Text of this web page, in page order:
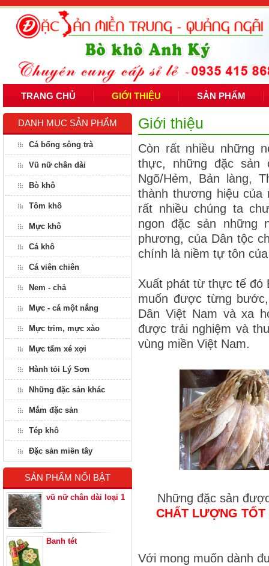
TRANG CHỦ GIỚI THIỆU SẢN PHẨM
DANH MỤC SẢN PHẨM
Cá bống sông trà
Vũ nữ chân dài
Bò khô
Tôm khô
Mực khô
Cá khô
Cá viên chiên
Nem - chả
Mực - cá một nắng
Mực trim, mực xào
Mực tẩm xé xợi
Hành tỏi Lý Sơn
Những đặc sản khác
Mắm đặc sản
Tép khô
Đặc sản miền tây
SẢN PHẨM NỔI BẬT
vũ nữ chân dài loại 1
Banh tét
Giới thiệu
Còn rất nhiều những
thực, những đặc sản
Ngõ/Hẻm, Bản làng,
thành thương hiệu của
rất nhiều chúng ta
ngon đặc sản những
phương, của Dân tộc
chính là niềm tự tôn
Xuất phát từ thực tế đó
muốn được từng
Dân Việt Nam và xa
được trải nghiệm và
vùng miền Việt Nam.
Những đặc sản
CHẤT LƯỢNG
Với mong muốn dành